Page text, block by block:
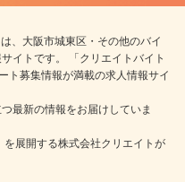
、大阪市城東区・その他のバイ
イトです。 「クリエイトバイト
ト募集情報が満載の求人情報サイ
最新の情報をお届けしていま
展開する株式会社クリエイトが